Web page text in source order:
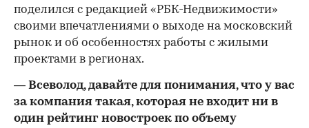
поделился с редакцией «РБК-Недвижимости»
своими впечатлениями о выходе на московский
рынок и об особенностях работы с жилыми
проектами в регионах.
— Всеволод, давайте для понимания, что у вас
за компания такая, которая не входит ни в
один рейтинг новостроек по объему